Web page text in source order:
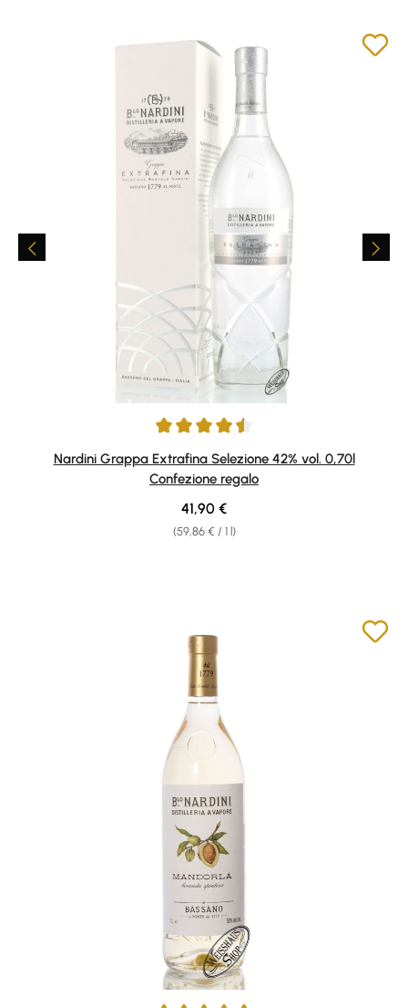
Average rating of 4.59 out of 5 stars
Nardini Grappa Extrafina Selezione 42% vol. 0,70l
Confezione regalo
(59,86 € / 1 l)
Regular price:
41,90 €